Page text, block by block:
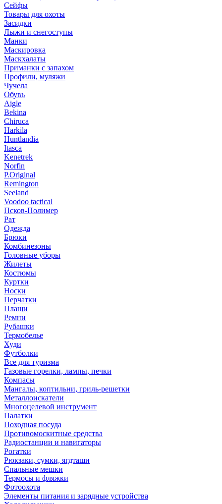
Сейфы
Товары для охоты
Засидки
Лыжи и снегоступы
Манки
Маскировка
Маскхалаты
Приманки с запахом
Профили, муляжи
Чучела
Обувь
Aigle
Bekina
Chiruсa
Harkila
Huntlandia
Itasca
Kenetrek
Norfin
P.Original
Remington
Seeland
Voodoo tactical
Псков-Полимер
Рат
Одежда
Брюки
Комбинезоны
Головные уборы
Жилеты
Костюмы
Куртки
Носки
Перчатки
Плащи
Ремни
Рубашки
Термобелье
Худи
Футболки
Все для туризма
Газовые горелки, лампы, печки
Компасы
Мангалы, коптильни, гриль-решетки
Металлоискатели
Многоцелевой инструмент
Палатки
Походная посуда
Противомоскитные средства
Радиостанции и навигаторы
Рогатки
Рюкзаки, сумки, ягдташи
Спальные мешки
Термосы и фляжки
Фотоохота
Элементы питания и зарядные устройства